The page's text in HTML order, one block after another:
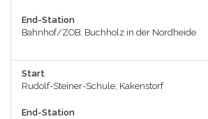
End-Station
Bahnhof/ZOB, Buchholz in der Nordheide
Start
Rudolf-Steiner-Schule, Kakenstorf
End-Station